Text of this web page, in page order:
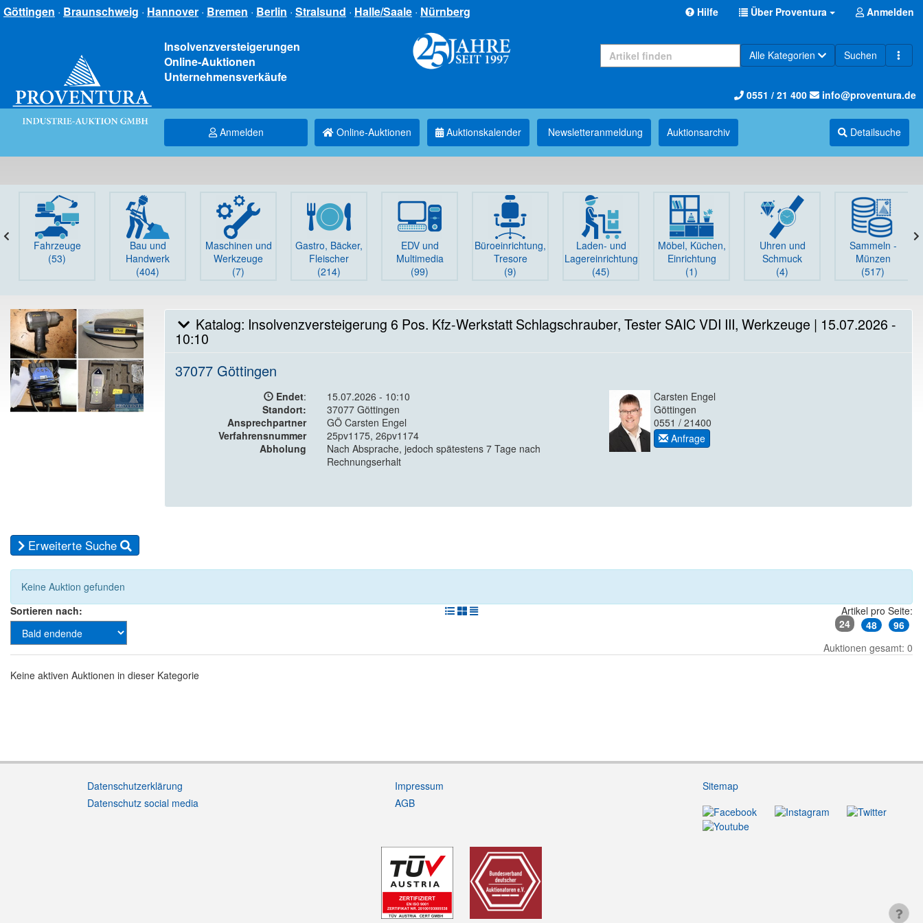
Göttingen · Braunschweig · Hannover · Bremen · Berlin · Stralsund · Halle/Saale · Nürnberg Hilfe Über Proventura Anmelden
Insolvenzversteigerungen
Online-Auktionen
Unternehmensverkäufe
Alle Kategorien Suchen
0551 / 21 400 info@proventura.de
Anmelden Online-Auktionen Auktionskalender Newsletter­anmeldung Auktions­archiv Detailsuche
Fahrzeuge
(53)
Bau und
Handwerk
(404)
Maschinen und
Werkzeuge
(7)
Gastro, Bäcker,
Fleischer
(214)
EDV und
Multimedia
(99)
Büro­einrichtung,
Tresore
(9)
Laden- und
Lager­einrichtung
(45)
Möbel, Küchen,
Einrichtung
(1)
Uhren und
Schmuck
(4)
Sammeln -
Münzen
(517)
Katalog: Insolvenzversteigerung 6 Pos. Kfz-Werkstatt Schlagschrauber, Tester SAIC VDI III, Werkzeuge | 15.07.2026 -
10:10
37077 Göttingen
Endet:
15.07.2026 - 10:10
Standort:
37077 Göttingen
Ansprechpartner
GÖ Carsten Engel
Verfahrensnummer
25pv1175, 26pv1174
Abholung
Nach Absprache, jedoch spätestens 7 Tage nach
Rechnungserhalt
Carsten Engel
Göttingen
0551 / 21400
Anfrage
Erweiterte Suche
Keine Auktion gefunden
Sortieren nach:
Artikel pro Seite:
24
48
96
Auktionen gesamt: 0
Keine aktiven Auktionen in dieser Kategorie
Datenschutzerklärung
Datenschutz social media
Impressum
AGB
Sitemap